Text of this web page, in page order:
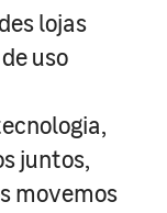
lojas
uso
juntos,
movemos